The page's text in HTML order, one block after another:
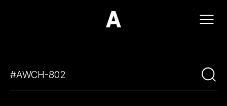
(주)아모스아인스가구